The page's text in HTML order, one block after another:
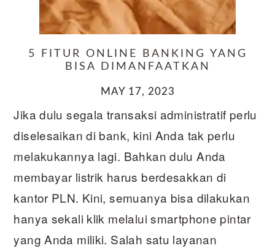
5 FITUR ONLINE BANKING YANG
BISA DIMANFAATKAN
MAY 17, 2023
Jika dulu segala transaksi administratif perlu
diselesaikan di bank, kini Anda tak perlu
melakukannya lagi. Bahkan dulu Anda
membayar listrik harus berdesakkan di
kantor PLN. Kini, semuanya bisa dilakukan
hanya sekali klik melalui smartphone pintar
yang Anda miliki. Salah satu layanan